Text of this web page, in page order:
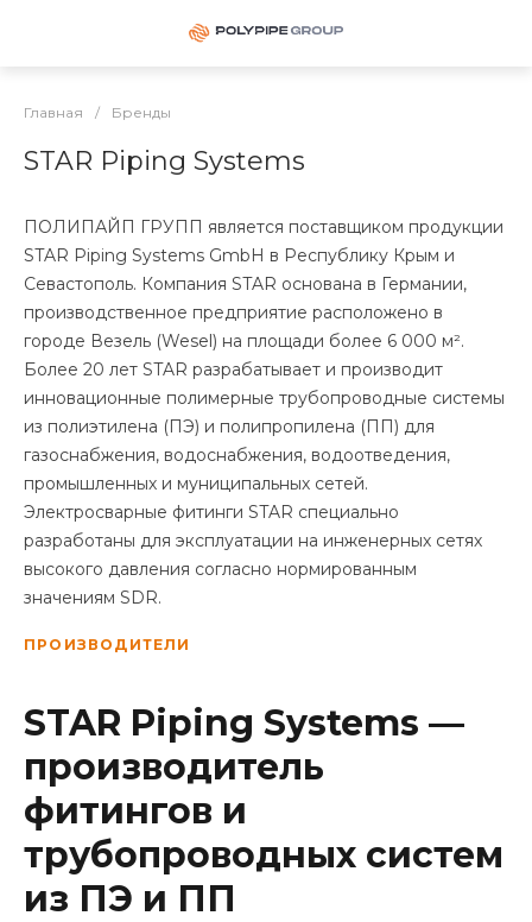
Главная / Бренды
STAR Piping Systems
ПОЛИПАЙП ГРУПП является поставщиком продукции
STAR Piping Systems GmbH в Республику Крым и
Севастополь. Компания STAR основана в Германии,
производственное предприятие расположено в
городе Везель (Wesel) на площади более 6 000 м².
Более 20 лет STAR разрабатывает и производит
инновационные полимерные трубопроводные системы
из полиэтилена (ПЭ) и полипропилена (ПП) для
газоснабжения, водоснабжения, водоотведения,
промышленных и муниципальных сетей.
Электросварные фитинги STAR специально
разработаны для эксплуатации на инженерных сетях
высокого давления согласно нормированным
значениям SDR.
ПРОИЗВОДИТЕЛИ
STAR Piping Systems —
производитель
фитингов и
трубопроводных систем
из ПЭ и ПП